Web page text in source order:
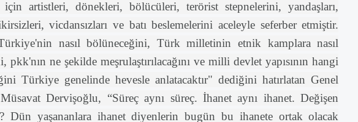
artistleri, dönekleri, bölücüleri, terörist stepnelerini, yandaşları,
vicdansızları ve batı beslemelerini aceleyle seferber etmiştir.
nasıl bölüneceğini, Türk milletinin etnik kamplara nasıl
pkk'nın ne şekilde meşrulaştırılacağını ve milli devlet yapısının hangi
Türkiye genelinde hevesle anlatacaktır" dediğini hatırlatan Genel
Müsavat Dervişoğlu, “Süreç aynı süreç. İhanet aynı ihanet. Değişen
Dün yaşananlara ihanet diyenlerin bugün bu ihanete ortak olacak